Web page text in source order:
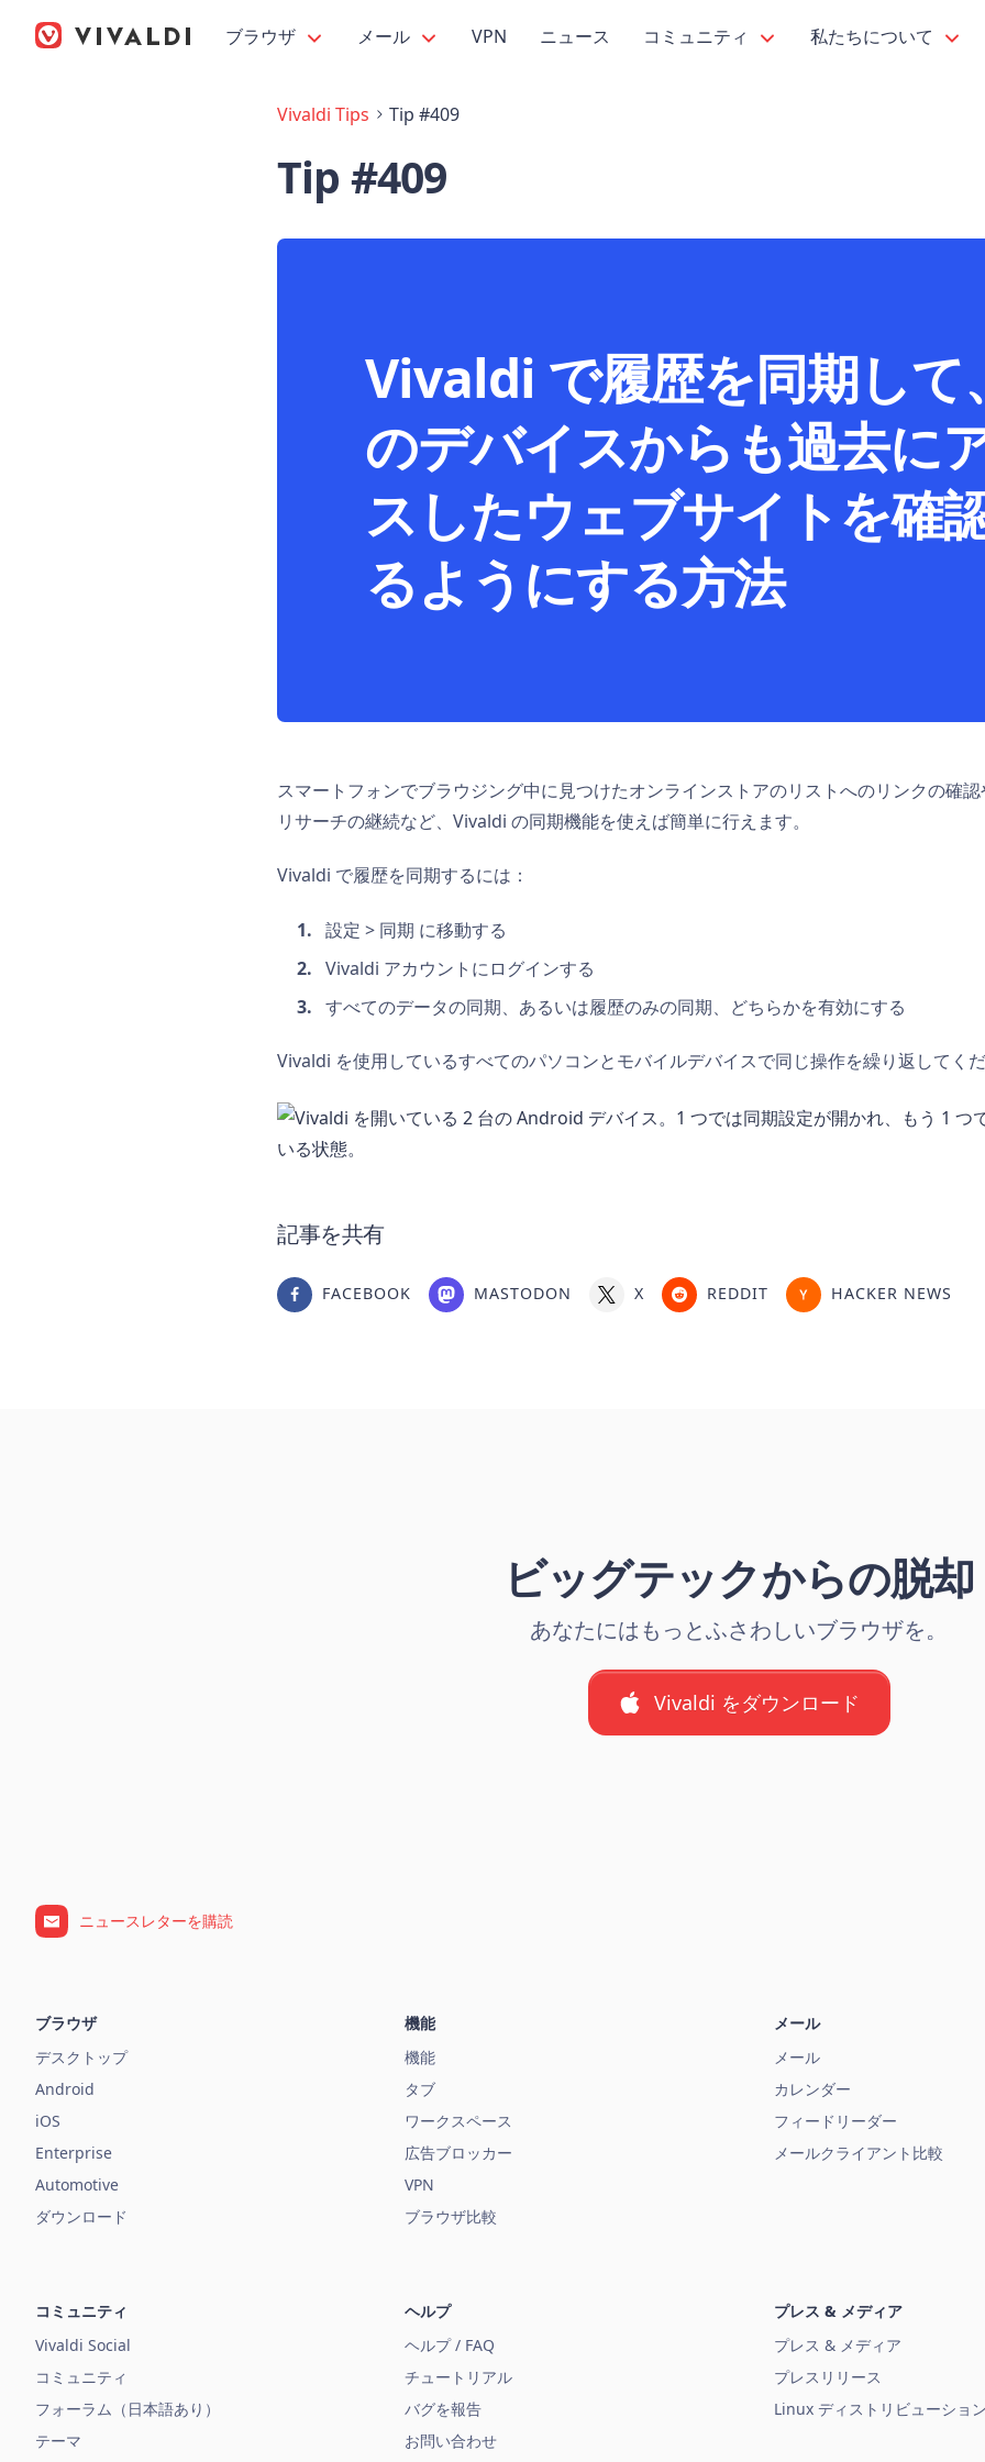
ブラウザ メール VPN ニュース コミュニティ 私たちについて
Vivaldi Tips Tip #409
Tip #409
Vivaldi で履歴を同期して
のデバイスからも過去に
スしたウェブサイトを確
るようにする方法
スマートフォンでブラウジング中に見つけたオンラインストアのリストへのリンクの確
リサーチの継続など、Vivaldi の同期機能を使えば簡単に行えます。
Vivaldi で履歴を同期するには：
設定 > 同期 に移動する
Vivaldi アカウントにログインする
すべてのデータの同期、あるいは履歴のみの同期、どちらかを有効にする
Vivaldi を使用しているすべてのパソコンとモバイルデバイスで同じ操作を繰り返してく
記事を共有
FACEBOOK MASTODON X REDDIT HACKER NEWS
ビッグテックからの脱却
あなたにはもっとふさわしいブラウザを。
Vivaldi をダウンロード
ニュースレターを購読
ブラウザ
デスクトップ
Android
iOS
Enterprise
Automotive
ダウンロード
機能
機能
タブ
ワークスペース
広告ブロッカー
VPN
ブラウザ比較
メール
メール
カレンダー
フィードリーダー
メールクライアント比較
コミュニティ
Vivaldi Social
コミュニティ
フォーラム（日本語あり）
テーマ
ヘルプ
ヘルプ / FAQ
チュートリアル
バグを報告
お問い合わせ
プレス & メディア
プレス & メディア
プレスリリース
Linux ディストリビューショ